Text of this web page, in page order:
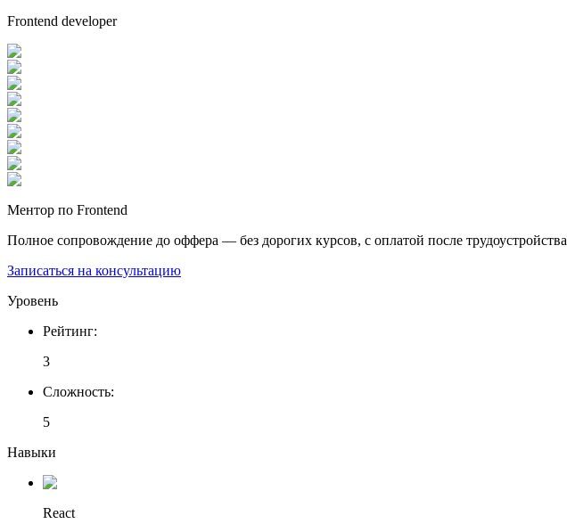
Frontend developer
Ментор по Frontend
Полное сопровождение до оффера — без дорогих курсов, с оплатой после трудоустройства
Записаться на консультацию
Уровень
Рейтинг:
3
Сложность:
5
Навыки
React